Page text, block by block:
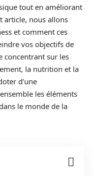
tout en améliorant
article, nous allons
et comment ces
vos objectifs de
concentrant sur les
la nutrition et la
d’une
les éléments
le monde de la